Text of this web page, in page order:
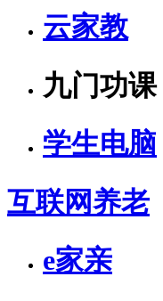
云家教
九门功课
学生电脑
互联网养老
e家亲